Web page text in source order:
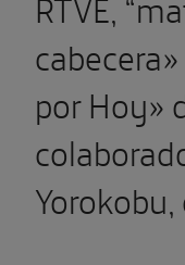
por Hoy»